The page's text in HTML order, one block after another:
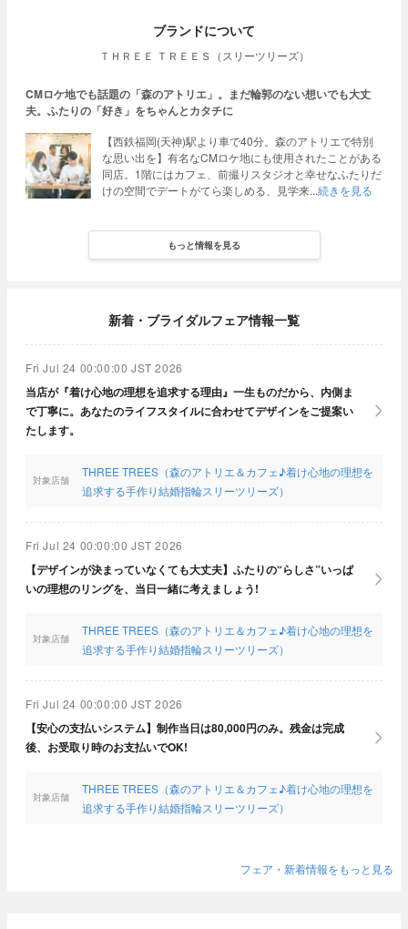
ブランドについて
ＴＨＲＥＥ ＴＲＥＥＳ（スリーツリーズ）
CMロケ地でも話題の「森のアトリエ」。まだ輪郭のない想いでも大丈
夫。ふたりの「好き」をちゃんとカタチに
【西鉄福岡(天神)駅より車で40分。森のアトリエで特別
な思い出を】有名なCMロケ地にも使用されたことがある
同店。1階にはカフェ、前撮りスタジオと幸せなふたりだ
けの空間でデートがてら楽しめる、見学来 続きを見る
もっと情報を見る
新着・ブライダルフェア情報一覧
Fri Jul 24 00:00:00 JST 2026
当店が『着け心地の理想を追求する理由』一生ものだから、内側ま
で丁寧に。あなたのライフスタイルに合わせてデザインをご提案い
たします。
対象店舗
THREE TREES（森のアトリエ＆カフェ♪着け心地の理想を
追求する手作り結婚指輪スリーツリーズ）
Fri Jul 24 00:00:00 JST 2026
【デザインが決まっていなくても大丈夫】ふたりの“らしさ”いっぱ
いの理想のリングを、当日一緒に考えましょう!
対象店舗
THREE TREES（森のアトリエ＆カフェ♪着け心地の理想を
追求する手作り結婚指輪スリーツリーズ）
Fri Jul 24 00:00:00 JST 2026
【安心の支払いシステム】制作当日は80,000円のみ。残金は完成
後、お受取り時のお支払いでOK!
対象店舗
THREE TREES（森のアトリエ＆カフェ♪着け心地の理想を
追求する手作り結婚指輪スリーツリーズ）
フェア・新着情報をもっと見る